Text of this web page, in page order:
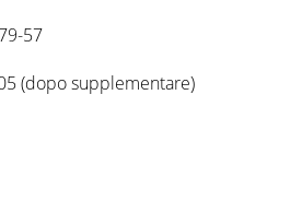
57
(dopo supplementare)